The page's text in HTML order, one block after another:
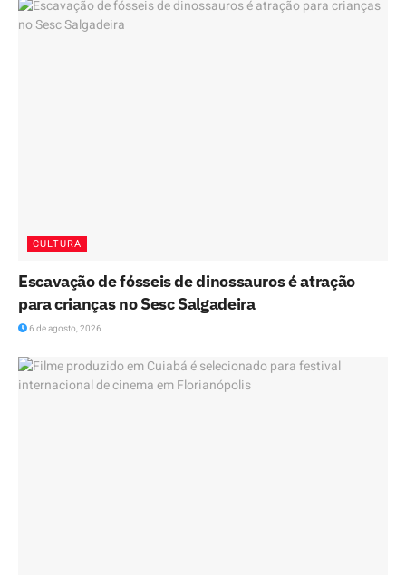
CULTURA
Escavação de fósseis de dinossauros é atração
para crianças no Sesc Salgadeira
6 de agosto, 2026